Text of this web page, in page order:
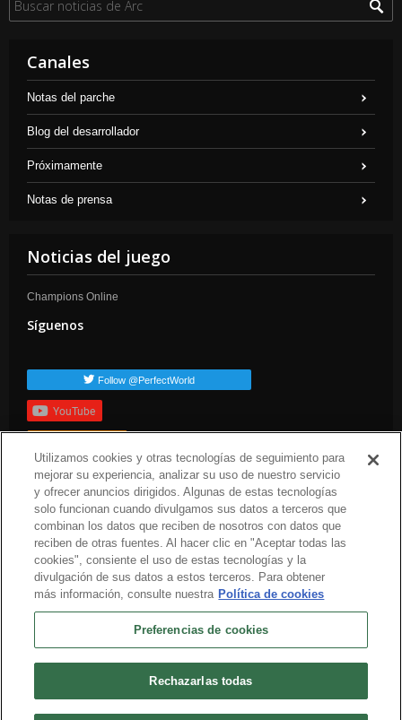
Canales
Notas del parche
Blog del desarrollador
Próximamente
Notas de prensa
Noticias del juego
Champions Online
Síguenos
Follow @PerfectWorld
YouTube
Etiquetas populares
press-release arc-news
Español
Contacta con nosotros
Preferencias de cookies
No vender o compartir mi información personal
Utilizamos cookies y otras tecnologías de seguimiento para
mejorar su experiencia, analizar su uso de nuestro servicio
y ofrecer anuncios dirigidos. Algunas de estas tecnologías
solo funcionan cuando divulgamos sus datos a terceros que
combinan los datos que reciben de nosotros con datos que
reciben de otras fuentes. Al hacer clic en "Aceptar todas las
cookies", consiente el uso de estas tecnologías y la
divulgación de sus datos a estos terceros. Para obtener
más información, consulte nuestra Política de cookies
Preferencias de cookies
Rechazarlas todas